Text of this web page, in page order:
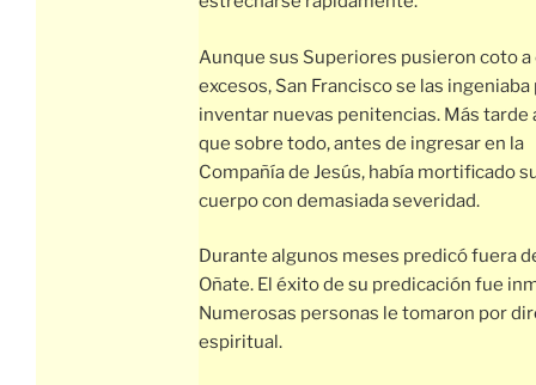
Aunque sus Superiores pusieron coto
excesos, San Francisco se las ingeniaba
inventar nuevas penitencias. Más tarde
que sobre todo, antes de ingresar en la
Compañía de Jesús, había mortificado
cuerpo con demasiada severidad.
Durante algunos meses predicó fuera
Oñate. El éxito de su predicación fue
Numerosas personas le tomaron por
espiritual.